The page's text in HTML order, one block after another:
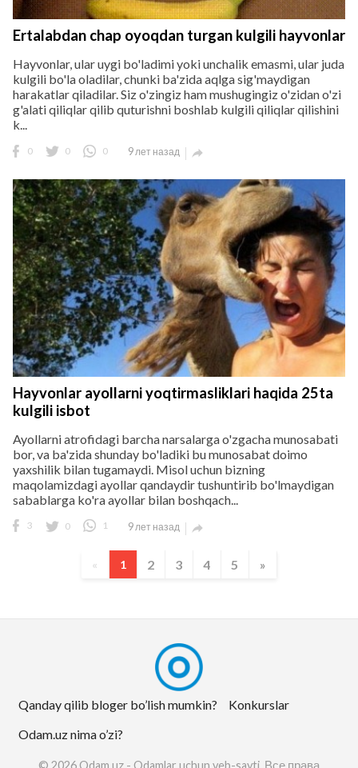
Ertalabdan chap oyoqdan turgan kulgili hayvonlar
Hayvonlar, ular uygi bo'ladimi yoki unchalik emasmi, ular juda
kulgili bo'la oladilar, chunki ba'zida aqlga sig'maydigan
harakatlar qiladilar. Siz o'zingiz ham mushugingiz o'zidan o'zi
g'alati qiliqlar qilib quturishni boshlab kulgili qiliqlar qilishini
k...
0 0 0 9 лет назад 
Hayvonlar ayollarni yoqtirmasliklari haqida 25ta
kulgili isbot
Ayollarni atrofidagi barcha narsalarga o'zgacha munosabati
bor, va ba'zida shunday bo'ladiki bu munosabat doimo
yaxshilik bilan tugamaydi. Misol uchun bizning
maqolamizdagi ayollar qandaydir tushuntirib bo'lmaydigan
sabablarga ko'ra ayollar bilan boshqach...
3 0 1 9 лет назад 
« 1 2 3 4 5 »
Qanday qilib bloger bo’lish mumkin?
Konkurslar
Odam.uz nima o’zi?
© 2026 Odam.uz - Odamlar uchun veb-sayti. Все права